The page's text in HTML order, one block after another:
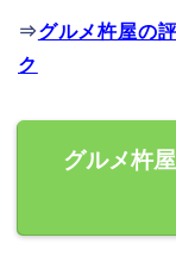
⇒グルメ杵屋の
ク
グルメ杵